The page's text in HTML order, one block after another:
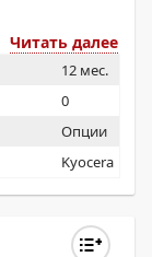
Читать далее
12 мес.
0
Опции
Kyocera